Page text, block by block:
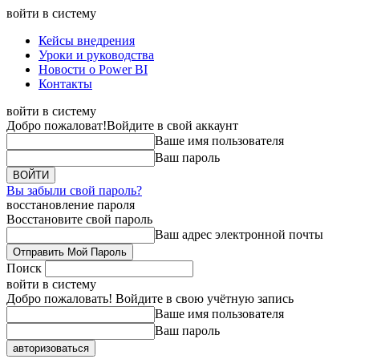
войти в систему
Кейсы внедрения
Уроки и руководства
Новости о Power BI
Контакты
войти в систему
Добро пожаловат!Войдите в свой аккаунт
Ваше имя пользователя
Ваш пароль
Вы забыли свой пароль?
восстановление пароля
Восстановите свой пароль
Ваш адрес электронной почты
Поиск
войти в систему
Добро пожаловать! Войдите в свою учётную запись
Ваше имя пользователя
Ваш пароль